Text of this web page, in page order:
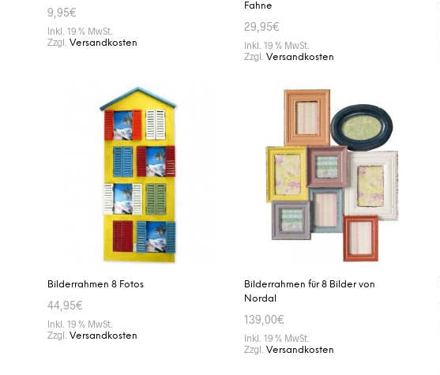
9,95€
Inkl. 19 % MwSt.
Zzgl. Versandkosten
Fahne
29,95€
Inkl. 19 % MwSt.
Zzgl. Versandkosten
Bilderrahmen 8 Fotos
44,95€
Inkl. 19 % MwSt.
Zzgl. Versandkosten
Bilderrahmen für 8 Bilder von
Nordal
139,00€
Inkl. 19 % MwSt.
Zzgl. Versandkosten